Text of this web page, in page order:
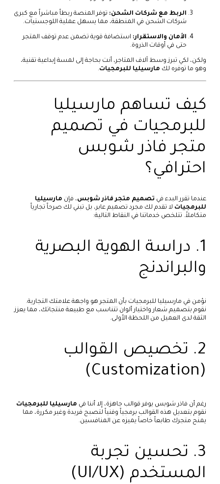
الربط مع شركات الشحن: توفر المنصة ربطاً مباشراً مع كبرى
شركات الشحن في المنطقة، مما يسهل عملية اللوجستيات.
الأمان والاستقرار: استضافة قوية تضمن عدم توقف المتجر
حتى في أوقات الذروة.
ولكن، لكي تبرز وسط آلاف المتاجر، أنت بحاجة إلى لمسة إبداعية تقنية،
وهو ما توفره لك مارسيليا للبرمجيات.
كيف تساهم مارسيليا
للبرمجيات في تصميم
متجر فاذر شوبس
احترافي؟
عندما تقرر البدء في تصميم متجر فاذر شوبس، فإن مارسيليا
للبرمجيات لا تقدم لك مجرد تصميم عابر، بل تبني لك صرحاً تجارياً
متكاملاً. تتلخص خدماتنا في النقاط التالية:
1. دراسة الهوية البصرية
والبراندنج
نؤمن في مارسيليا للبرمجيات بأن المتجر هو واجهة علامتك التجارية.
نقوم بتصميم شعار واختيار ألوان تتناسب مع طبيعة منتجاتك، مما يعزز
الثقة لدى العميل من اللحظة الأولى.
2. تخصيص القوالب
(Customization)
رغم أن فاذر شوبس يوفر قوالب جاهزة، إلا أننا في مارسيليا للبرمجيات
نقوم بتعديل هذه القوالب برمجياً وفنياً لتصبح فريدة وغير مكررة، مما
يمنح متجرك طابعاً خاصاً يميزه عن المنافسين.
3. تحسين تجربة
المستخدم (UI/UX)